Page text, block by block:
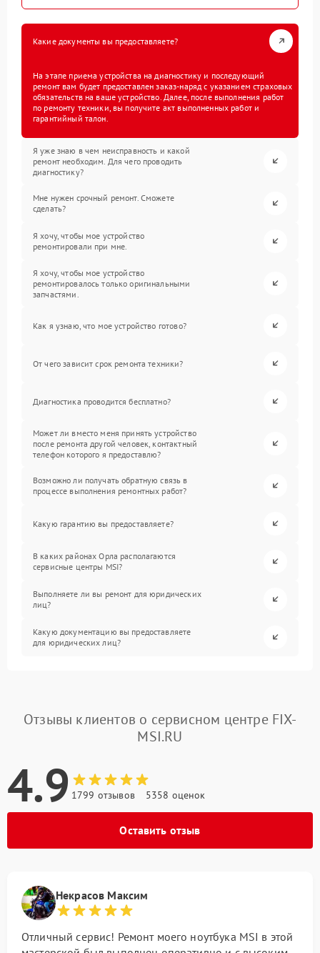
Какие документы вы предоставляете?
На этапе приема устройства на диагностику и последующий
ремонт вам будет предоставлен заказ-наряд с указанием страховых
обязательств на ваше устройство. Далее, после выполнения работ
по ремонту техники, вы получите акт выполненных работ и
гарантийный талон.
Я уже знаю в чем неисправность и какой
ремонт необходим. Для чего проводить
диагностику?
Мне нужен срочный ремонт. Сможете
сделать?
Я хочу, чтобы мое устройство
ремонтировали при мне.
Я хочу, чтобы мое устройство
ремонтировалось только оригинальными
запчастями.
Как я узнаю, что мое устройство готово?
От чего зависит срок ремонта техники?
Диагностика проводится бесплатно?
Может ли вместо меня принять устройство
после ремонта другой человек, контактный
телефон которого я предоставлю?
Возможно ли получать обратную связь в
процессе выполнения ремонтных работ?
Какую гарантию вы предоставляете?
В каких районах Орла располагаются
сервисные центры MSI?
Выполняете ли вы ремонт для юридических
лиц?
Какую документацию вы предоставляете
для юридических лиц?
Отзывы клиентов о сервисном центре FIX-
MSI.RU
4.9 1799 отзывов 5358 оценок
Оставить отзыв
Некрасов Максим
Отличный сервис! Ремонт моего ноутбука MSI в этой